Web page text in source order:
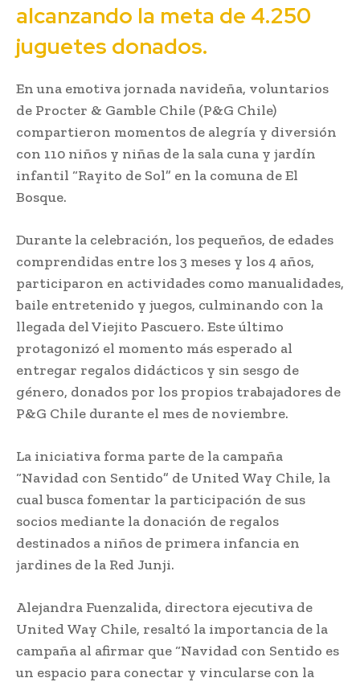
alcanzando la meta de 4.250
juguetes donados.
En una emotiva jornada navideña, voluntarios
de Procter & Gamble Chile (P&G Chile)
compartieron momentos de alegría y diversión
con 110 niños y niñas de la sala cuna y jardín
infantil “Rayito de Sol” en la comuna de El
Bosque.
Durante la celebración, los pequeños, de edades
comprendidas entre los 3 meses y los 4 años,
participaron en actividades como manualidades,
baile entretenido y juegos, culminando con la
llegada del Viejito Pascuero. Este último
protagonizó el momento más esperado al
entregar regalos didácticos y sin sesgo de
género, donados por los propios trabajadores de
P&G Chile durante el mes de noviembre.
La iniciativa forma parte de la campaña
“Navidad con Sentido” de United Way Chile, la
cual busca fomentar la participación de sus
socios mediante la donación de regalos
destinados a niños de primera infancia en
jardines de la Red Junji.
Alejandra Fuenzalida, directora ejecutiva de
United Way Chile, resaltó la importancia de la
campaña al afirmar que “Navidad con Sentido es
un espacio para conectar y vincularse con la